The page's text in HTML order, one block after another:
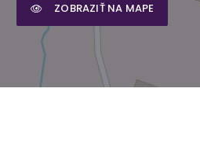
ZOBRAZIŤ NA MAPE